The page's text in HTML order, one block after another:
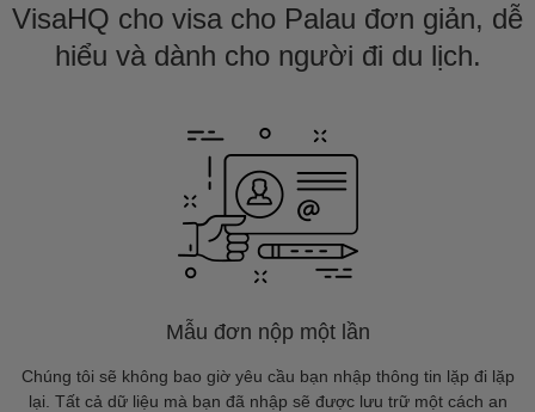
VisaHQ cho visa cho Palau đơn giản, dễ
hiểu và dành cho người đi du lịch.
Mẫu đơn nộp một lần
Chúng tôi sẽ không bao giờ yêu cầu bạn nhập thông tin lặp đi lặp
lại. Tất cả dữ liệu mà bạn đã nhập sẽ được lưu trữ một cách an